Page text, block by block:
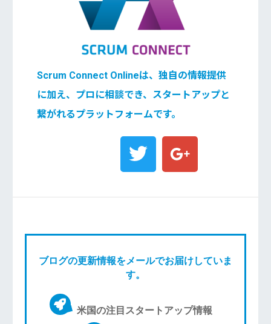
Scrum Connect Onlineは、独自の情報提供
に加え、プロに相談でき、スタートアップと
繋がれるプラットフォームです。
ブログの更新情報をメールでお届けしていま
す。
米国の注目スタートアップ情報